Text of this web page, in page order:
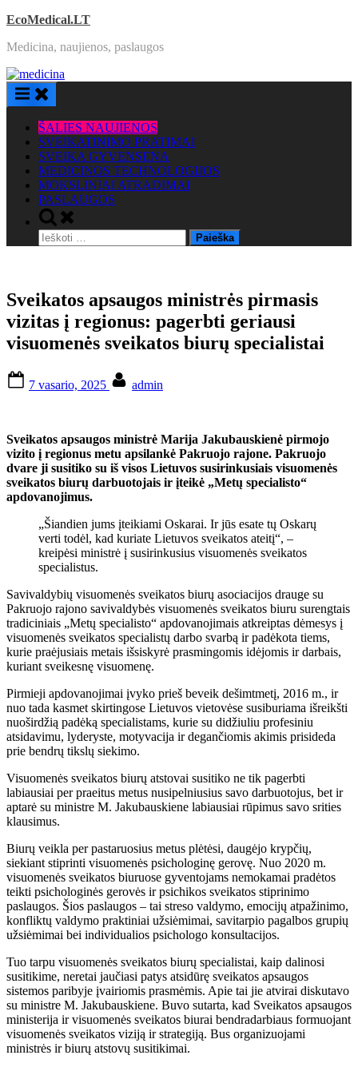
Skip
content
EcoMedical.LT
Medicina, naujienos, paslaugos
ŠALIES NAUJIENOS
SVEIKATINIMO PRATIMAI
SVEIKA GYVENSENA
MEDICINOS TECHNOLOGIJOS
MOKSLINIAI ATRADIMAI
PASLAUGOS
Toggle
search
form
Ieškoti:
Sveikatos apsaugos ministrės pirmasis
vizitas į regionus: pagerbti geriausi
visuomenės sveikatos biurų specialistai
on
7 vasario, 2025 admin
Sveikatos apsaugos ministrė Marija Jakubauskienė pirmojo
vizito į regionus metu apsilankė Pakruojo rajone. Pakruojo
dvare ji susitiko su iš visos Lietuvos susirinkusiais visuomenės
sveikatos biurų darbuotojais ir įteikė „Metų specialisto“
apdovanojimus.
„Šiandien jums įteikiami Oskarai. Ir jūs esate tų Oskarų
verti todėl, kad kuriate Lietuvos sveikatos ateitį“, –
kreipėsi ministrė į susirinkusius visuomenės sveikatos
specialistus.
Savivaldybių visuomenės sveikatos biurų asociacijos drauge su
Pakruojo rajono savivaldybės visuomenės sveikatos biuru surengtais
tradiciniais „Metų specialisto“ apdovanojimais atkreiptas dėmesys į
visuomenės sveikatos specialistų darbo svarbą ir padėkota tiems,
kurie praėjusiais metais išsiskyrė prasmingomis idėjomis ir darbais,
kuriant sveikesnę visuomenę.
Pirmieji apdovanojimai įvyko prieš beveik dešimtmetį, 2016 m., ir
nuo tada kasmet skirtingose Lietuvos vietovėse susiburiama išreikšti
nuoširdžią padėką specialistams, kurie su didžiuliu profesiniu
atsidavimu, lyderyste, motyvacija ir degančiomis akimis prisideda
prie bendrų tikslų siekimo.
Visuomenės sveikatos biurų atstovai susitiko ne tik pagerbti
labiausiai per praeitus metus nusipelniusius savo darbuotojus, bet ir
aptarė su ministre M. Jakubauskiene labiausiai rūpimus savo srities
klausimus.
Biurų veikla per pastaruosius metus plėtėsi, daugėjo krypčių,
siekiant stiprinti visuomenės psichologinę gerovę. Nuo 2020 m.
visuomenės sveikatos biuruose gyventojams nemokamai pradėtos
teikti psichologinės gerovės ir psichikos sveikatos stiprinimo
paslaugos. Šios paslaugos – tai streso valdymo, emocijų atpažinimo,
konfliktų valdymo praktiniai užsiėmimai, savitarpio pagalbos grupių
užsiėmimai bei individualios psichologo konsultacijos.
Tuo tarpu visuomenės sveikatos biurų specialistai, kaip dalinosi
susitikime, neretai jaučiasi patys atsidūrę sveikatos apsaugos
sistemos paribyje įvairiomis prasmėmis. Apie tai jie atvirai diskutavo
su ministre M. Jakubauskiene. Buvo sutarta, kad Sveikatos apsaugos
ministerija ir visuomenės sveikatos biurai bendradarbiaus formuojant
visuomenės sveikatos viziją ir strategiją. Bus organizuojami
ministrės ir biurų atstovų susitikimai.